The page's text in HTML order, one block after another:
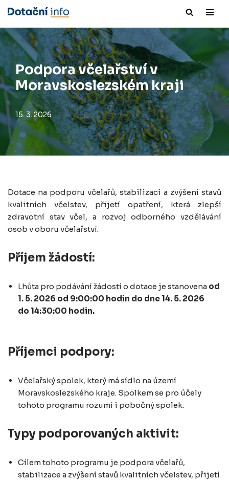
Přeskočit
na
obsah
Podpora včelařství v
Moravskoslezském kraji
15. 3. 2026
Dotace na podporu včelařů, stabilizaci a zvýšení stavů
kvalitních včelstev, přijetí opatření, která zlepší
zdravotní stav včel, a rozvoj odborného vzdělávání
osob v oboru včelařství.
Příjem žádostí:
Lhůta pro podávání žádostí o dotace je stanovena od
1. 5. 2026 od 9:00:00 hodin do dne 14. 5. 2026
do 14:30:00 hodin.
Příjemci podpory:
Včelařský spolek, který má sídlo na území
Moravskoslezského kraje. Spolkem se pro účely
tohoto programu rozumí i pobočný spolek.
Typy podporovaných aktivit:
Cílem tohoto programu je podpora včelařů,
stabilizace a zvýšení stavů kvalitních včelstev, přijetí